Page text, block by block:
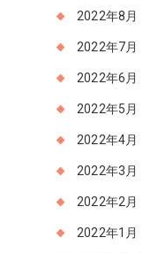
2022年8月
2022年7月
2022年6月
2022年5月
2022年4月
2022年3月
2022年2月
2022年1月